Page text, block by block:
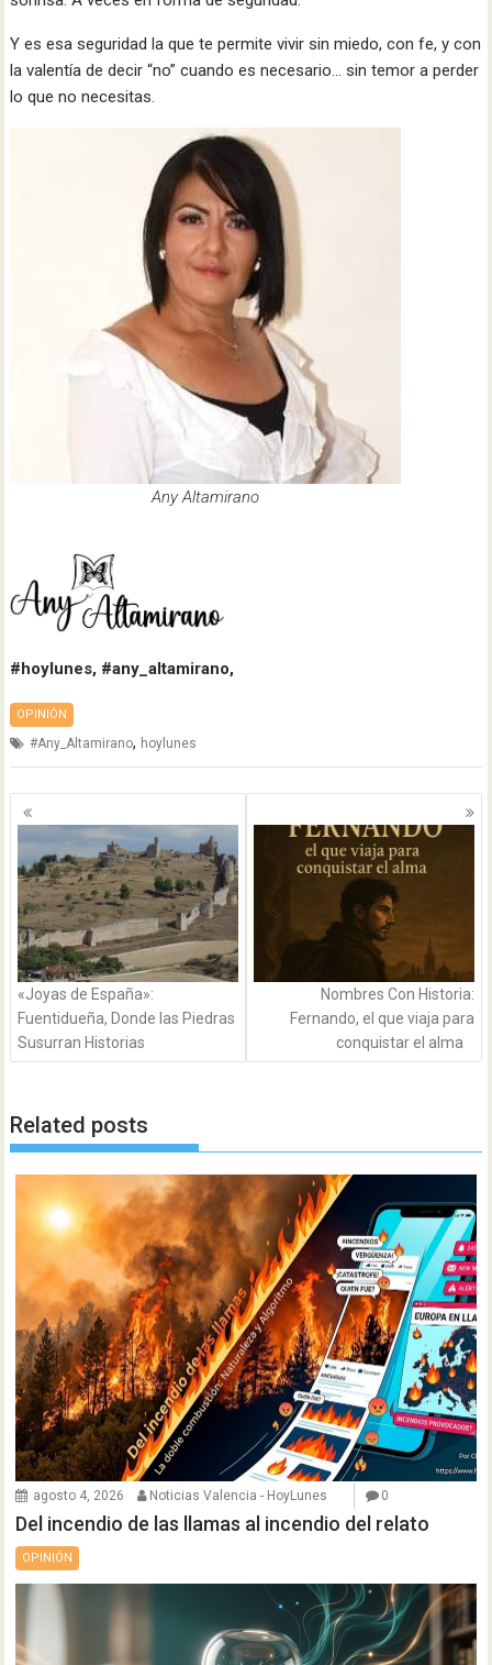
Y es esa seguridad la que te permite vivir sin miedo, con fe, y con
la valentía de decir “no” cuando es necesario… sin temor a perder
lo que no necesitas.
Any Altamirano
#hoylunes, #any_altamirano,
OPINIÓN
#Any_Altamirano, hoylunes
Navegación
de
entradas
«Joyas de España»:
Fuentidueña, Donde las Piedras
Susurran Historias
Nombres Con Historia:
Fernando, el que viaja para
conquistar el alma
Related posts
agosto 4, 2026 Noticias Valencia - HoyLunes 0
Del incendio de las llamas al incendio del relato
OPINIÓN